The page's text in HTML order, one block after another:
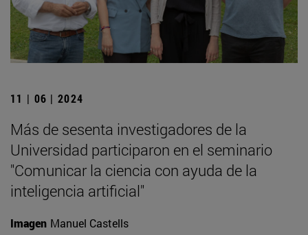
11 | 06 | 2024
Más de sesenta investigadores de la
Universidad participaron en el seminario
"Comunicar la ciencia con ayuda de la
inteligencia artificial"
Imagen Manuel Castells